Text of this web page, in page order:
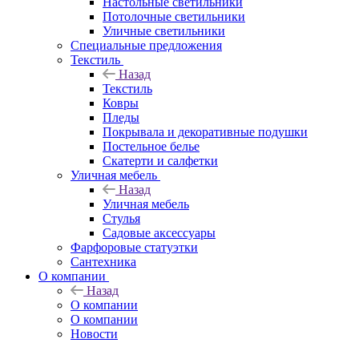
Потолочные светильники
Уличные светильники
Специальные предложения
Текстиль
Назад
Текстиль
Ковры
Пледы
Покрывала и декоративные подушки
Постельное белье
Скатерти и салфетки
Уличная мебель
Назад
Уличная мебель
Стулья
Садовые аксессуары
Фарфоровые статуэтки
Сантехника
О компании
Назад
О компании
О компании
Новости